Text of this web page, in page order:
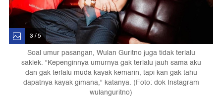
3 / 5
Soal umur pasangan, Wulan Guritno juga tidak terlalu
saklek. "Kepenginnya umurnya gak terlalu jauh sama aku
dan gak terlalu muda kayak kemarin, tapi kan gak tahu
dapatnya kayak gimana," katanya. (Foto: dok Instagram
wulanguritno)